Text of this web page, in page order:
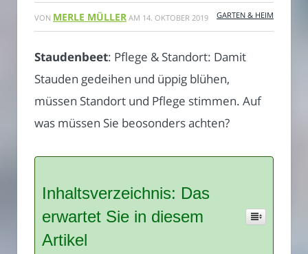
VON MERLE MÜLLER AM 14. OKTOBER 2019 GARTEN & HEIM
Staudenbeet: Pflege & Standort: Damit
Stauden gedeihen und üppig blühen,
müssen Standort und Pflege stimmen. Auf
was müssen Sie beosonders achten?
Inhaltsverzeichnis: Das
erwartet Sie in diesem
Artikel